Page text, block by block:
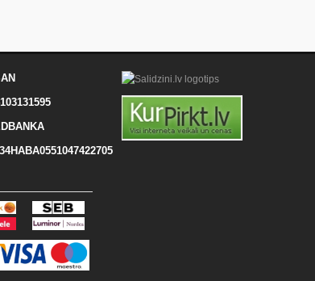
(отлично).
Набранные символы: